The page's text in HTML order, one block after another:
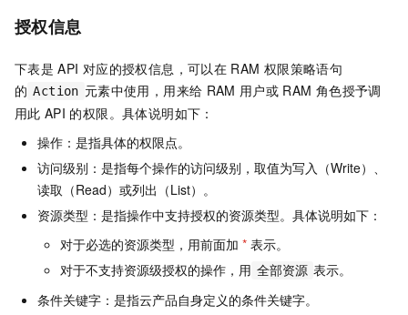
授权信息
下表是 API 对应的授权信息，可以在 RAM 权限策略语句
的 Action 元素中使用，用来给 RAM 用户或 RAM 角色授予调
用此 API 的权限。具体说明如下：
操作：是指具体的权限点。
访问级别：是指每个操作的访问级别，取值为写入（Write）、
读取（Read）或列出（List）。
资源类型：是指操作中支持授权的资源类型。具体说明如下：
对于必选的资源类型，用前面加 * 表示。
对于不支持资源级授权的操作，用 全部资源 表示。
条件关键字：是指云产品自身定义的条件关键字。